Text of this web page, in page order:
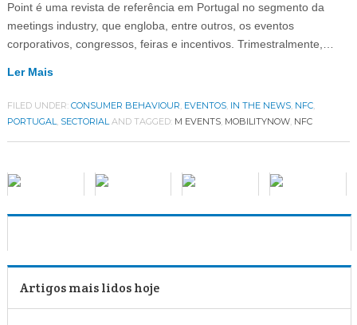
Point é uma revista de referência em Portugal no segmento da
meetings industry, que engloba, entre outros, os eventos
corporativos, congressos, feiras e incentivos. Trimestralmente,…
Ler Mais
FILED UNDER: CONSUMER BEHAVIOUR, EVENTOS, IN THE NEWS, NFC,
PORTUGAL, SECTORIAL AND TAGGED: M EVENTS, MOBILITYNOW, NFC
Artigos mais lidos hoje